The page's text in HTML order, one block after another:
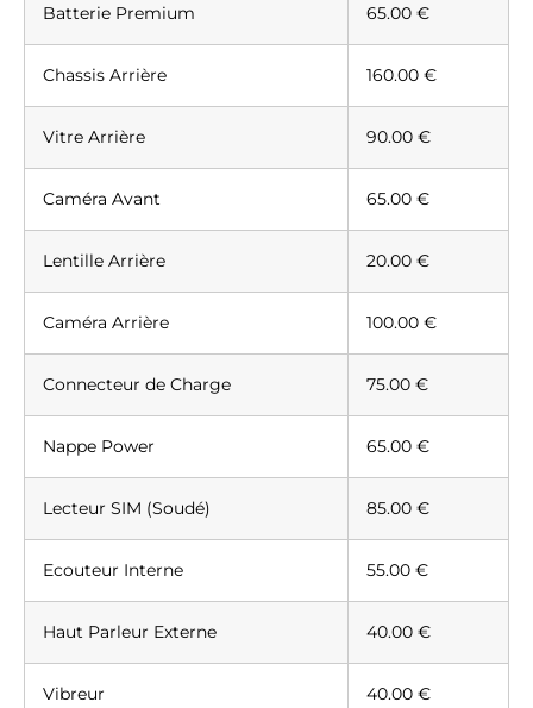
Batterie Premium 65.00 €
Chassis Arrière 160.00 €
Vitre Arrière 90.00 €
Caméra Avant 65.00 €
Lentille Arrière 20.00 €
Caméra Arrière 100.00 €
Connecteur de Charge 75.00 €
Nappe Power 65.00 €
Lecteur SIM (Soudé) 85.00 €
Ecouteur Interne 55.00 €
Haut Parleur Externe 40.00 €
Vibreur 40.00 €